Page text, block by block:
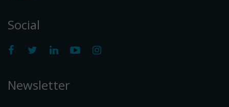
Social
Newsletter